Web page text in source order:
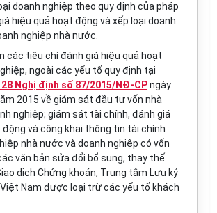
doanh nghiệp theo quy định của pháp
hiệu quả hoạt động và xếp loại doanh
nghiệp nhà nước.
các tiêu chí đánh giá hiệu quả hoạt
ngoài các yếu tố quy định tại
Nghị định số 87/2015/NĐ-CPngày
2015 về giám sát đầu tư vốn nhà
nghiệp; giám sát tài chính, đánh giá
động và công khai thông tin tài chính
nhà nước và doanh nghiệp có vốn
văn bản sửa đổi bổ sung, thay thế
dịch Chứng khoán, Trung tâm Lưu ký
Nam được loại trừ các yếu tố khách